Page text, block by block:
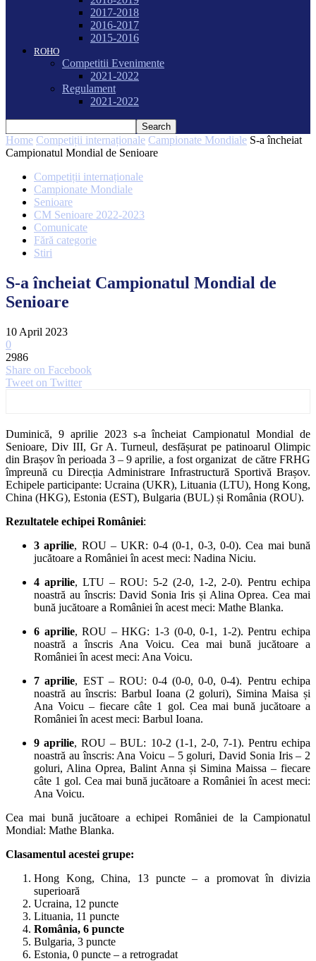
2017-2018
2016-2017
2015-2016
ROHO
Competitii Evenimente
2021-2022
Regulament
2021-2022
Home Competiții internaționale Campionate Mondiale S-a încheiat
Campionatul Mondial de Senioare
Competiții internaționale
Campionate Mondiale
Senioare
CM Senioare 2022-2023
Comunicate
Fără categorie
Stiri
S-a încheiat Campionatul Mondial de
Senioare
10 April 2023
0
2986
Share on Facebook
Tweet on Twitter
Duminică, 9 aprilie 2023 s-a încheiat Campionatul Mondial de
Senioare, Div III, Gr A. Turneul, desfășurat pe patinoarul Olimpic
din Brașov în perioada 3 – 9 aprilie, a fost organizat de către FRHG
împreună cu Direcția Administrare Infrastructură Sportivă Brașov.
Echipele participante: Ucraina (UKR), Lituania (LTU), Hong Kong,
China (HKG), Estonia (EST), Bulgaria (BUL) și România (ROU).
Rezultatele echipei României:
3 aprilie, ROU – UKR: 0-4 (0-1, 0-3, 0-0). Cea mai bună
jucătoare a României în acest meci: Nadina Niciu.
4 aprilie, LTU – ROU: 5-2 (2-0, 1-2, 2-0). Pentru echipa
noastră au înscris: David Sonia Iris și Alina Oprea. Cea mai
bună jucătoare a României în acest meci: Mathe Blanka.
6 aprilie, ROU – HKG: 1-3 (0-0, 0-1, 1-2). Pentru echipa
noastră a înscris Ana Voicu. Cea mai bună jucătoare a
României în acest meci: Ana Voicu.
7 aprilie, EST – ROU: 0-4 (0-0, 0-0, 0-4). Pentru echipa
noastră au înscris: Barbul Ioana (2 goluri), Simina Maisa și
Ana Voicu – fiecare câte 1 gol. Cea mai bună jucătoare a
României în acest meci: Barbul Ioana.
9 aprilie, ROU – BUL: 10-2 (1-1, 2-0, 7-1). Pentru echipa
noastră au înscris: Ana Voicu – 5 goluri, David Sonia Iris – 2
goluri, Alina Oprea, Balint Anna și Simina Maissa – fiecare
câte 1 gol. Cea mai bună jucătoare a României în acest meci:
Ana Voicu.
Cea mai bună jucătoare a echipei României de la Campionatul
Mondial: Mathe Blanka.
Clasamentul acestei grupe:
Hong Kong, China, 13 puncte – a promovat în divizia
superioară
Ucraina, 12 puncte
Lituania, 11 puncte
România, 6 puncte
Bulgaria, 3 puncte
Estonia, 0 puncte – a retrogradat